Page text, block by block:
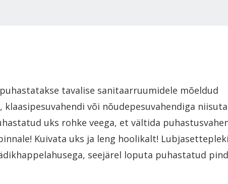
tavalise sanitaarruumidele mõeldud
klaasipesuvahendi või nõudepesuvahendiga
uks rohke veega, et vältida
Kuivata uks ja leng hoolikalt!
seejärel loputa puhastatud